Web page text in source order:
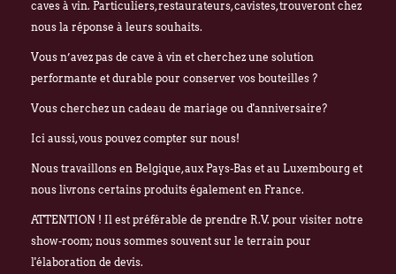
caves à vin. Particuliers, restaurateurs, cavistes, trouveront chez
nous la réponse à leurs souhaits.
Vous n’avez pas de cave à vin et cherchez une solution
performante et durable pour conserver vos bouteilles ?
Vous cherchez un cadeau de mariage ou d'anniversaire?
Ici aussi, vous pouvez compter sur nous!
Nous travaillons en Belgique, aux Pays-Bas et au Luxembourg et
nous livrons certains produits également en France.
ATTENTION ! Il est préférable de prendre R.V. pour visiter notre
show-room; nous sommes souvent sur le terrain pour
l'élaboration de devis.